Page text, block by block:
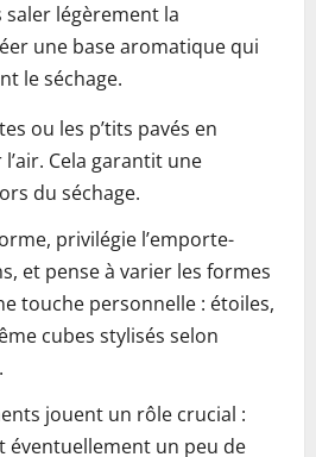
légèrement la
une base aromatique qui
le séchage.
ou les p’tits pavés en
Cela garantit une
du séchage.
privilégie l’emporte-
et pense à varier les formes
touche personnelle : étoiles,
cubes stylisés selon
jouent un rôle crucial :
éventuellement un peu de